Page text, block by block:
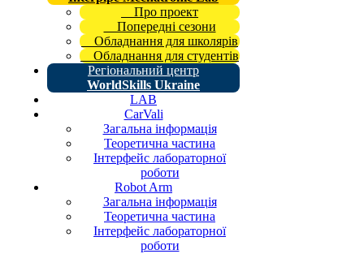
Про проект
Попередні сезони
Обладнання для школярів
Обладнання для студентів
Регіональний центр
WorldSkills Ukraine
LAB
CarVali
Загальна інформація
Теоретична частина
Інтерфейс лабораторної
роботи
Robot Arm
Загальна інформація
Теоретична частина
Інтерфейс лабораторної
роботи